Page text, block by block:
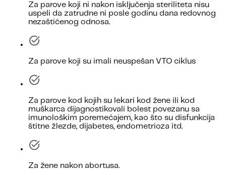
Za parove koji ni nakon isključenja steriliteta nisu
uspeli da zatrudne ni posle godinu dana redovnog
nezaštićenog odnosa.
Za parove koji su imali neuspešan VTO ciklus
Za parove kod kojih su lekari kod žene ili kod
muškarca dijagnostikovali bolest povezanu sa
imunološkim poremećajem, kao što su disfunkcija
štitne žlezde, dijabetes, endometrioza itd.
Za žene nakon abortusa.